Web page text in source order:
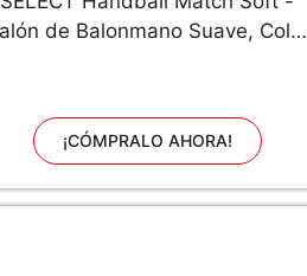
de Balonmano Suave, Color
¡CÓMPRALO AHORA!